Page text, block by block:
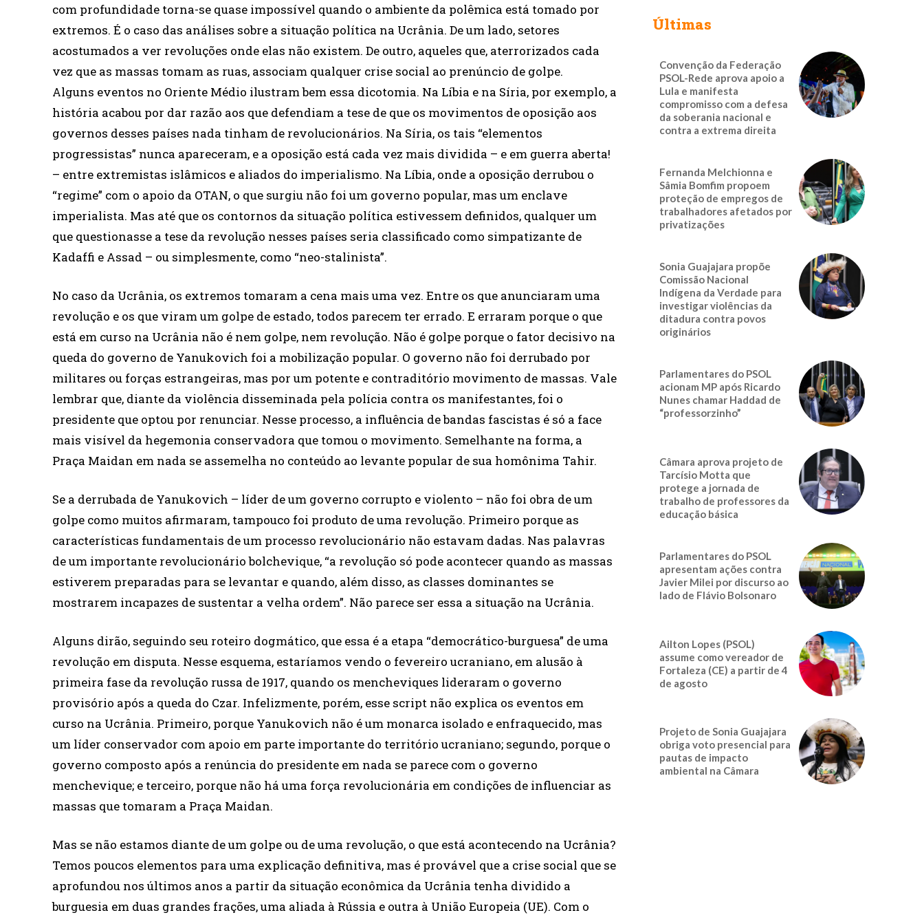
com profundidade torna-se quase impossível quando o ambiente da polêmica está tomado por
extremos. É o caso das análises sobre a situação política na Ucrânia. De um lado, setores
acostumados a ver revoluções onde elas não existem. De outro, aqueles que, aterrorizados cada
vez que as massas tomam as ruas, associam qualquer crise social ao prenúncio de golpe.
Alguns eventos no Oriente Médio ilustram bem essa dicotomia. Na Líbia e na Síria, por exemplo, a
história acabou por dar razão aos que defendiam a tese de que os movimentos de oposição aos
governos desses países nada tinham de revolucionários. Na Síria, os tais “elementos
progressistas” nunca apareceram, e a oposição está cada vez mais dividida – e em guerra aberta!
– entre extremistas islâmicos e aliados do imperialismo. Na Líbia, onde a oposição derrubou o
“regime” com o apoio da OTAN, o que surgiu não foi um governo popular, mas um enclave
imperialista. Mas até que os contornos da situação política estivessem definidos, qualquer um
que questionasse a tese da revolução nesses países seria classificado como simpatizante de
Kadaffi e Assad – ou simplesmente, como “neo-stalinista”.
No caso da Ucrânia, os extremos tomaram a cena mais uma vez. Entre os que anunciaram uma
revolução e os que viram um golpe de estado, todos parecem ter errado. E erraram porque o que
está em curso na Ucrânia não é nem golpe, nem revolução. Não é golpe porque o fator decisivo na
queda do governo de Yanukovich foi a mobilização popular. O governo não foi derrubado por
militares ou forças estrangeiras, mas por um potente e contraditório movimento de massas. Vale
lembrar que, diante da violência disseminada pela polícia contra os manifestantes, foi o
presidente que optou por renunciar. Nesse processo, a influência de bandas fascistas é só a face
mais visível da hegemonia conservadora que tomou o movimento. Semelhante na forma, a
Praça Maidan em nada se assemelha no conteúdo ao levante popular de sua homônima Tahir.
Se a derrubada de Yanukovich – líder de um governo corrupto e violento – não foi obra de um
golpe como muitos afirmaram, tampouco foi produto de uma revolução. Primeiro porque as
características fundamentais de um processo revolucionário não estavam dadas. Nas palavras
de um importante revolucionário bolchevique, “a revolução só pode acontecer quando as massas
estiverem preparadas para se levantar e quando, além disso, as classes dominantes se
mostrarem incapazes de sustentar a velha ordem”. Não parece ser essa a situação na Ucrânia.
Alguns dirão, seguindo seu roteiro dogmático, que essa é a etapa “democrático-burguesa” de uma
revolução em disputa. Nesse esquema, estaríamos vendo o fevereiro ucraniano, em alusão à
primeira fase da revolução russa de 1917, quando os mencheviques lideraram o governo
provisório após a queda do Czar. Infelizmente, porém, esse script não explica os eventos em
curso na Ucrânia. Primeiro, porque Yanukovich não é um monarca isolado e enfraquecido, mas
um líder conservador com apoio em parte importante do território ucraniano; segundo, porque o
governo composto após a renúncia do presidente em nada se parece com o governo
menchevique; e terceiro, porque não há uma força revolucionária em condições de influenciar as
massas que tomaram a Praça Maidan.
Mas se não estamos diante de um golpe ou de uma revolução, o que está acontecendo na Ucrânia?
Temos poucos elementos para uma explicação definitiva, mas é provável que a crise social que se
aprofundou nos últimos anos a partir da situação econômica da Ucrânia tenha dividido a
burguesia em duas grandes frações, uma aliada à Rússia e outra à União Europeia (UE). Com o
Últimas
Convenção da Federação
PSOL-Rede aprova apoio a
Lula e manifesta
compromisso com a defesa
da soberania nacional e
contra a extrema direita
Fernanda Melchionna e
Sâmia Bomfim propoem
proteção de empregos de
trabalhadores afetados por
privatizações
Sonia Guajajara propõe
Comissão Nacional
Indígena da Verdade para
investigar violências da
ditadura contra povos
originários
Parlamentares do PSOL
acionam MP após Ricardo
Nunes chamar Haddad de
“professorzinho”
Câmara aprova projeto de
Tarcísio Motta que
protege a jornada de
trabalho de professores da
educação básica
Parlamentares do PSOL
apresentam ações contra
Javier Milei por discurso ao
lado de Flávio Bolsonaro
Ailton Lopes (PSOL)
assume como vereador de
Fortaleza (CE) a partir de 4
de agosto
Projeto de Sonia Guajajara
obriga voto presencial para
pautas de impacto
ambiental na Câmara